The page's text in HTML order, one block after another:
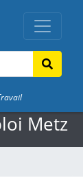
Metz